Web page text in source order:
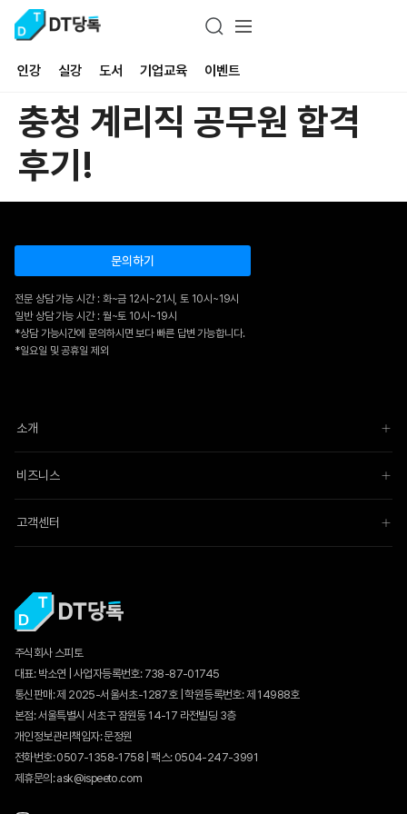
인강 실강 도서 기업교육 이벤트
충청 계리직 공무원 합격
후기!
문의하기
전문 상담 가능 시간 : 화~금 12시~21시, 토 10시~19시
일반 상담 가능 시간 : 월~토 10시~19시
*상담 가능시간에 문의하시면 보다 빠른 답변 가능합니다.
*일요일 및 공휴일 제외
소개
비즈니스
고객센터
주식회사 스피토
대표: 박소연 | 사업자등록번호: 738-87-01745
통신판매:제 2025-서울서초-1287호| 학원등록번호: 제 14988호
본점: 서울특별시 서초구 잠원동 14-17 라전빌딩 3층
개인정보관리책임자: 문정원
전화번호: 0507-1358-1758 | 팩스: 0504-247-3991
제휴문의: ask@ispeeto.com